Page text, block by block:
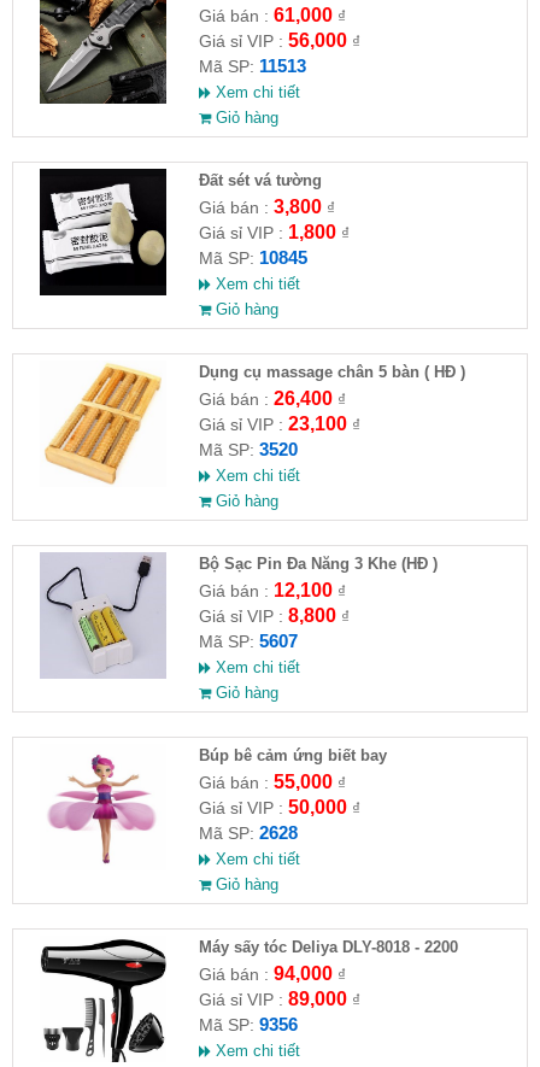
Giá bán : 61,000₫
Giá sỉ VIP : 56,000₫
Mã SP: 11513
Xem chi tiết
Giỏ hàng
Đất sét vá tường
Giá bán : 3,800₫
Giá sỉ VIP : 1,800₫
Mã SP: 10845
Xem chi tiết
Giỏ hàng
Dụng cụ massage chân 5 bàn ( HĐ )
Giá bán : 26,400₫
Giá sỉ VIP : 23,100₫
Mã SP: 3520
Xem chi tiết
Giỏ hàng
Bộ Sạc Pin Đa Năng 3 Khe (HĐ )
Giá bán : 12,100₫
Giá sỉ VIP : 8,800₫
Mã SP: 5607
Xem chi tiết
Giỏ hàng
​Búp bê cảm ứng biết bay
Giá bán : 55,000₫
Giá sỉ VIP : 50,000₫
Mã SP: 2628
Xem chi tiết
Giỏ hàng
Máy sấy tóc Deliya DLY-8018 - 2200
Giá bán : 94,000₫
Giá sỉ VIP : 89,000₫
Mã SP: 9356
Xem chi tiết